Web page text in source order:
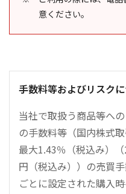
意ください。
手数料等およびリスク
当社で取扱う商品等へ
の手数料等（国内株式
最大1.43％（税込み）
円（税込み））の売買
ごとに設定された購入